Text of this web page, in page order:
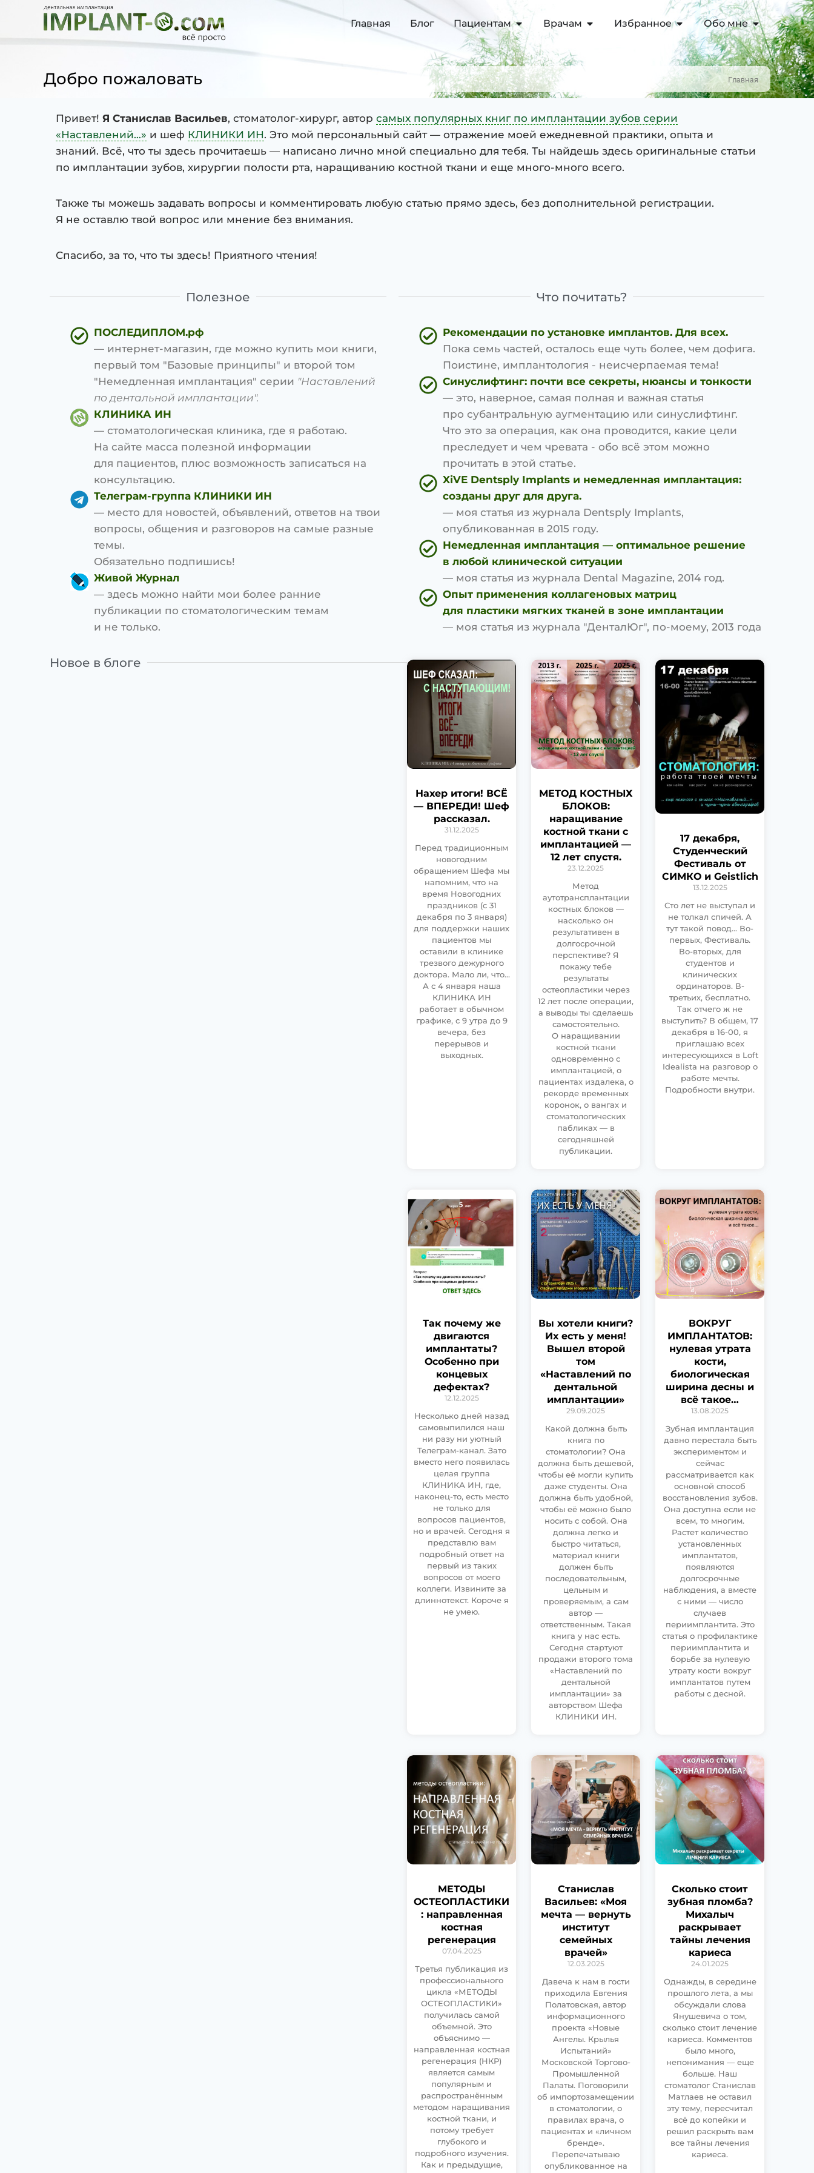
Главная Блог Пациентам Врачам Избранное Обо мне
Добро пожаловать Главная
Привет! Я Станислав Васильев, стоматолог-хирург, автор самых популярных книг по имплантации зубов серии
«Наставлений…» и шеф КЛИНИКИ ИН. Это мой персональный сайт — отражение моей ежедневной практики, опыта и
знаний. Всё, что ты здесь прочитаешь — написано лично мной специально для тебя. Ты найдешь здесь оригинальные статьи
по имплантации зубов, хирургии полости рта, наращиванию костной ткани и еще много-много всего.
Также ты можешь задавать вопросы и комментировать любую статью прямо здесь, без дополнительной регистрации.
Я не оставлю твой вопрос или мнение без внимания.
Спасибо, за то, что ты здесь! Приятного чтения!
Полезное
ПОСЛЕДИПЛОМ.рф
— интернет-магазин, где можно купить мои книги,
первый том "Базовые принципы" и второй том
"Немедленная имплантация" серии "Наставлений
по дентальной имплантации".
КЛИНИКА ИН
— стоматологическая клиника, где я работаю.
На сайте масса полезной информации
для пациентов, плюс возможность записаться на
консультацию.
Телеграм-группа КЛИНИКИ ИН
— место для новостей, объявлений, ответов на твои
вопросы, общения и разговоров на самые разные
темы.
Обязательно подпишись!
Живой Журнал
— здесь можно найти мои более ранние
публикации по стоматологическим темам
и не только.
Что почитать?
Рекомендации по установке имплантов. Для всех.
Пока семь частей, осталось еще чуть более, чем дофига.
Поистине, имплантология - неисчерпаемая тема!
Синуслифтинг: почти все секреты, нюансы и тонкости
— это, наверное, самая полная и важная статья
про субантральную аугментацию или синуслифтинг.
Что это за операция, как она проводится, какие цели
преследует и чем чревата - обо всё этом можно
прочитать в этой статье.
XiVE Dentsply Implants и немедленная имплантация:
созданы друг для друга.
— моя статья из журнала Dentsply Implants,
опубликованная в 2015 году.
Немедленная имплантация — оптимальное решение
в любой клинической ситуации
— моя статья из журнала Dental Magazine, 2014 год.
Опыт применения коллагеновых матриц
для пластики мягких тканей в зоне имплантации
— моя статья из журнала "ДенталЮг", по-моему, 2013 года
Новое в блоге
Нахер итоги! ВСЁ
— ВПЕРЕДИ! Шеф
рассказал.
31.12.2025
Перед традиционным
новогодним
обращением Шефа мы
напомним, что на
время Новогодних
праздников (с 31
декабря по 3 января)
для поддержки наших
пациентов мы
оставили в клинике
трезвого дежурного
доктора. Мало ли, что…
А с 4 января наша
КЛИНИКА ИН
работает в обычном
графике, с 9 утра до 9
вечера, без
перерывов и
выходных.
МЕТОД КОСТНЫХ
БЛОКОВ:
наращивание
костной ткани с
имплантацией —
12 лет спустя.
23.12.2025
Метод
аутотрансплантации
костных блоков —
насколько он
результативен в
долгосрочной
перспективе? Я
покажу тебе
результаты
остеопластики через
12 лет после операции,
а выводы ты сделаешь
самостоятельно.
О наращивании
костной ткани
одновременно с
имплантацией, о
пациентах издалека, о
рекорде временных
коронок, о вангах и
стоматологических
пабликах — в
сегодняшней
публикации.
17 декабря,
Студенческий
Фестиваль от
СИМКО и Geistlich
13.12.2025
Сто лет не выступал и
не толкал спичей. А
тут такой повод… Во-
первых, Фестиваль.
Во-вторых, для
студентов и
клинических
ординаторов. В-
третьих, бесплатно.
Так отчего ж не
выступить? В общем, 17
декабря в 16-00, я
приглашаю всех
интересующихся в Loft
Idealista на разговор о
работе мечты.
Подробности внутри.
Так почему же
двигаются
имплантаты?
Особенно при
концевых
дефектах?
12.12.2025
Несколько дней назад
самовыпилился наш
ни разу ни уютный
Телеграм-канал. Зато
вместо него появилась
целая группа
КЛИНИКА ИН, где,
наконец-то, есть место
не только для
вопросов пациентов,
но и врачей. Сегодня я
представлю вам
подробный ответ на
первый из таких
вопросов от моего
коллеги. Извините за
длиннотекст. Короче я
не умею.
Вы хотели книги?
Их есть у меня!
Вышел второй
том
«Наставлений по
дентальной
имплантации»
29.09.2025
Какой должна быть
книга по
стоматологии? Она
должна быть дешевой,
чтобы её могли купить
даже студенты. Она
должна быть удобной,
чтобы её можно было
носить с собой. Она
должна легко и
быстро читаться,
материал книги
должен быть
последовательным,
цельным и
проверяемым, а сам
автор —
ответственным. Такая
книга у нас есть.
Сегодня стартуют
продажи второго тома
«Наставлений по
дентальной
имплантации» за
авторством Шефа
КЛИНИКИ ИН.
ВОКРУГ
ИМПЛАНТАТОВ:
нулевая утрата
кости,
биологическая
ширина десны и
всё такое…
13.08.2025
Зубная имплантация
давно перестала быть
экспериментом и
сейчас
рассматривается как
основной способ
восстановления зубов.
Она доступна если не
всем, то многим.
Растет количество
установленных
имплантатов,
появляются
долгосрочные
наблюдения, а вместе
с ними — число
случаев
периимплантита. Это
статья о профилактике
периимплантита и
борьбе за нулевую
утрату кости вокруг
имплантатов путем
работы с десной.
МЕТОДЫ
ОСТЕОПЛАСТИКИ
: направленная
костная
регенерация
07.04.2025
Третья публикация из
профессионального
цикла «МЕТОДЫ
ОСТЕОПЛАСТИКИ»
получилась самой
объемной. Это
объяснимо —
направленная костная
регенерация (НКР)
является самым
популярным и
распространённым
методом наращивания
костной ткани, и
потому требует
глубокого и
подробного изучения.
Как и предыдущие,
Станислав
Васильев: «Моя
мечта — вернуть
институт
семейных
врачей»
12.03.2025
Давеча к нам в гости
приходила Евгения
Полатовская, автор
информационного
проекта «Новые
Ангелы. Крылья
Испытаний»
Московской Торгово-
Промышленной
Палаты. Поговорили
об импортозамещении
в стоматологии, о
правилах врача, о
пациентах и «личном
бренде».
Перепечатываю
опубликованное на
Сколько стоит
зубная пломба?
Михалыч
раскрывает
тайны лечения
кариеса
24.01.2025
Однажды, в середине
прошлого лета, а мы
обсуждали слова
Янушевича о том,
сколько стоит лечение
кариеса. Комментов
было много,
непонимания — еще
больше. Наш
стоматолог Станислав
Матлаев не оставил
эту тему, пересчитал
всё до копейки и
решил раскрыть вам
все тайны лечения
кариеса.